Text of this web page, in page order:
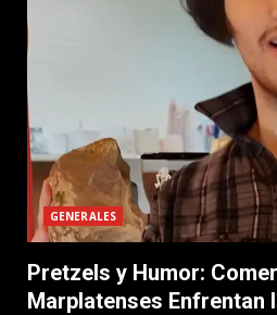
GENERALES
Pretzels y Humor:
Marplatenses Enfrentan